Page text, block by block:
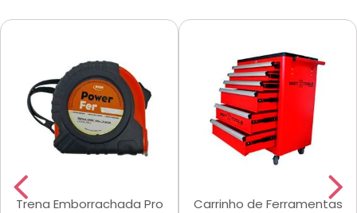
Trena Emborrachada Pro
Carrinho de Ferramentas